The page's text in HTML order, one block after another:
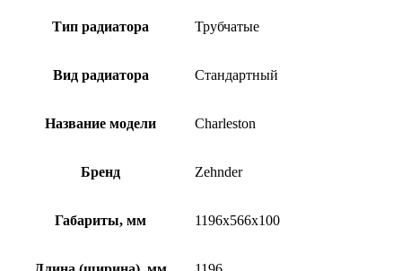
Тип радиатора Трубчатые
Вид радиатора Стандартный
Название модели Charleston
Бренд Zehnder
Габариты, мм 1196x566x100